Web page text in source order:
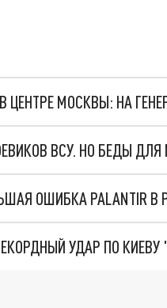
ЦЕНТРЕ МОСКВЫ: НА
ВСУ. НО БЕДЫ